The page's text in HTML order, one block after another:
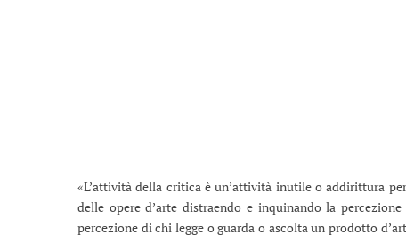
«L’attività della critica è un’attività inutile o addirittura
delle opere d’arte distraendo e inquinando la
percezione di chi legge o guarda o ascolta un prodotto